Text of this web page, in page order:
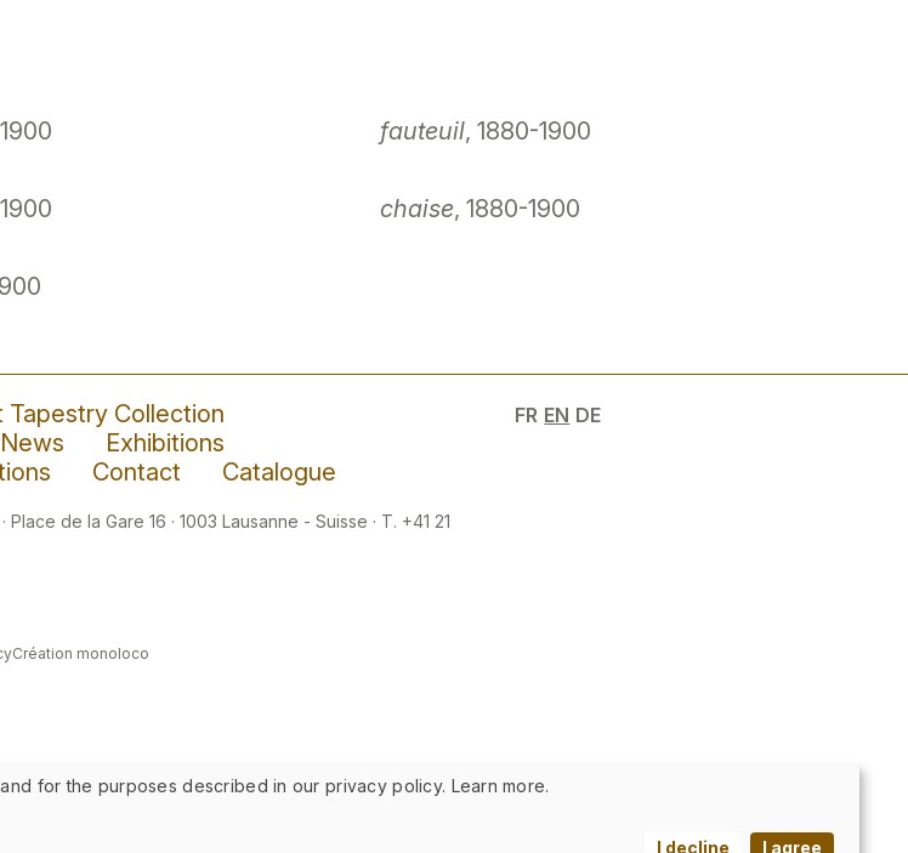
fauteuil, 1880-1900
chaise, 1880-1900
Tapestry Collection
News
Exhibitions
Contact Catalogue
Place de la Gare 16 · 1003 Lausanne - Suisse · T. +41 21
FR EN DE
Création monoloco
for the purposes described in our privacy policy. Learn more.
I decline I agree